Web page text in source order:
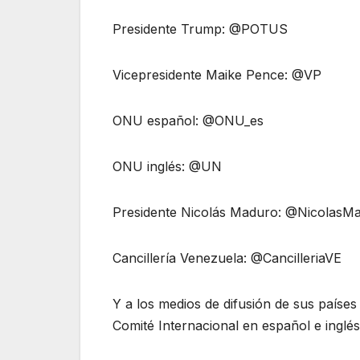
Presidente Trump: @POTUS
Vicepresidente Maike Pence: @VP
ONU español: @ONU_es
ONU inglés: @UN
Presidente Nicolás Maduro:
Cancillería Venezuela: @CancilleriaVE
Y a los medios de difusión de sus países
Comité Internacional en español e